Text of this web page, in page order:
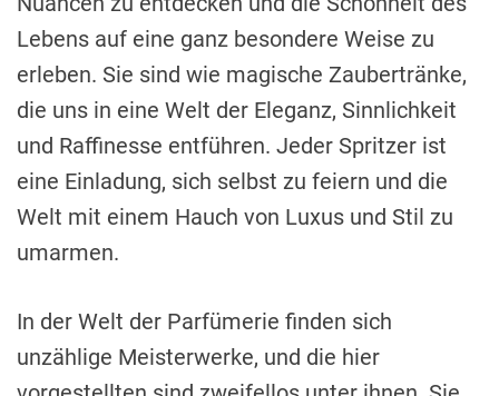
Lebens auf eine ganz besondere Weise zu
erleben. Sie sind wie magische Zaubertränke,
die uns in eine Welt der Eleganz, Sinnlichkeit
und Raffinesse entführen. Jeder Spritzer ist
eine Einladung, sich selbst zu feiern und die
Welt mit einem Hauch von Luxus und Stil zu
umarmen.
In der Welt der Parfümerie finden sich
unzählige Meisterwerke, und die hier